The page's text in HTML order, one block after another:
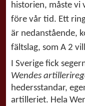
historien, måste vi
före vår tid. Ett
är nedanstående,
fältslag, som A 2
I Sverige fick
Wendes
hedersstandar,
artilleriet. Hela